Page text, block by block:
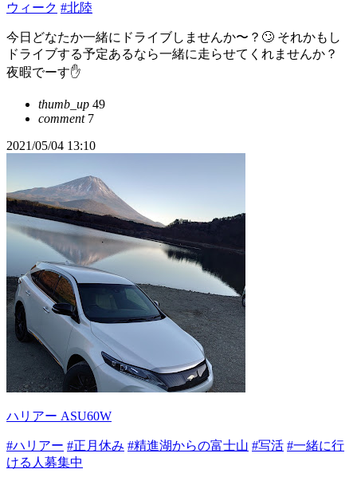
ウィーク #北陸
今日どなたか一緒にドライブしませんか〜？🙄 それかもし
ドライブする予定あるなら一緒に走らせてくれませんか？
夜暇でーす✋
thumb_up 49
comment7
2021/05/04 13:10
ハリアー ASU60W
#ハリアー #正月休み #精進湖からの富士山 #写活 #一緒に行
ける人募集中